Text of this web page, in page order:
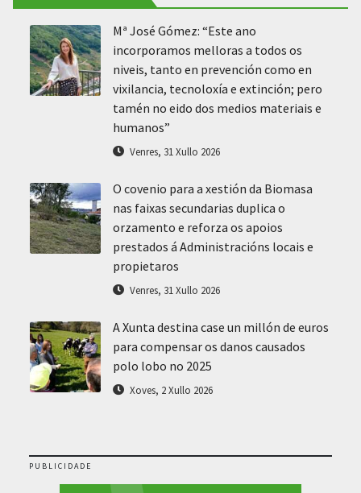
Mª José Gómez: “Este ano
incorporamos melloras a todos os
niveis, tanto en prevención como en
vixilancia, tecnoloxía e extinción; pero
tamén no eido dos medios materiais e
humanos”
Venres, 31 Xullo 2026
O covenio para a xestión da Biomasa
nas faixas secundarias duplica o
orzamento e reforza os apoios
prestados á Administracións locais e
propietaros
Venres, 31 Xullo 2026
A Xunta destina case un millón de euros
para compensar os danos causados
polo lobo no 2025
Xoves, 2 Xullo 2026
PUBLICIDADE